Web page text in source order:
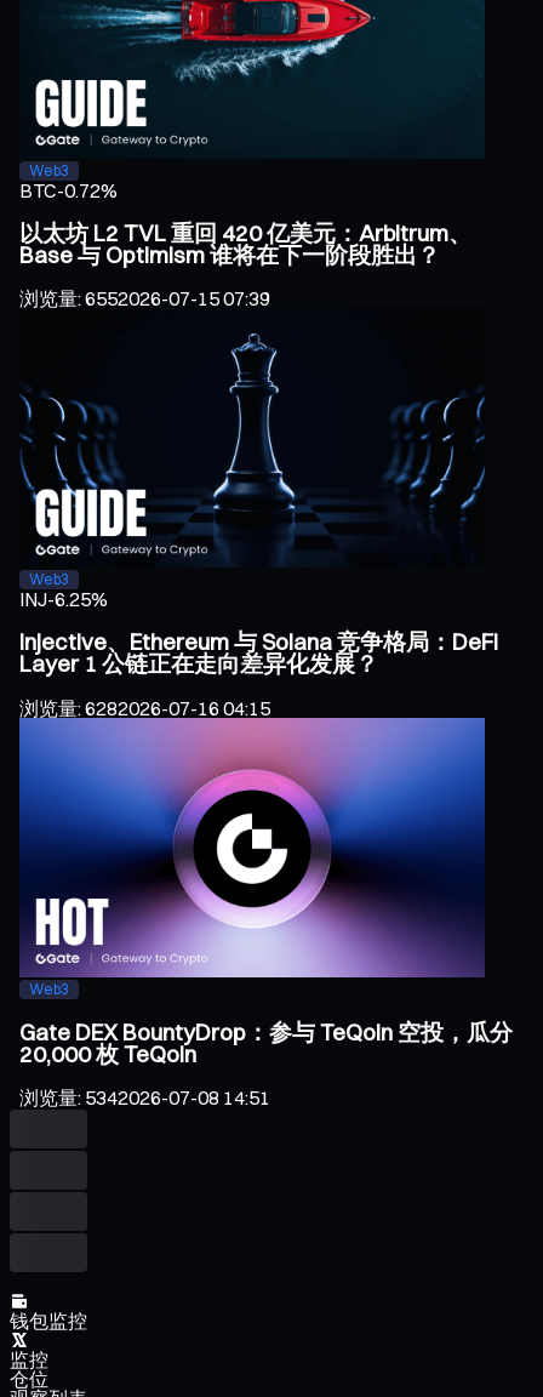
Web3
BTC-0.72%
以太坊 L2 TVL 重回 420 亿美元：Arbitrum、
Base 与 Optimism 谁将在下一阶段胜出？
浏览量:6552026-07-15 07:39
Web3
INJ-6.25%
Injective、Ethereum 与 Solana 竞争格局：DeFi
Layer 1 公链正在走向差异化发展？
浏览量:6282026-07-16 04:15
Web3
Gate DEX BountyDrop：参与 TeQoin 空投，瓜分
20,000 枚 TeQoin
浏览量: 5342026-07-08 14:51
钱包监控
监控
仓位